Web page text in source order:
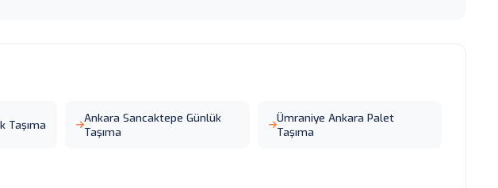
Taşıma
Ankara Sancaktepe Günlük
Taşıma
Ümraniye Ankara Palet
Taşıma